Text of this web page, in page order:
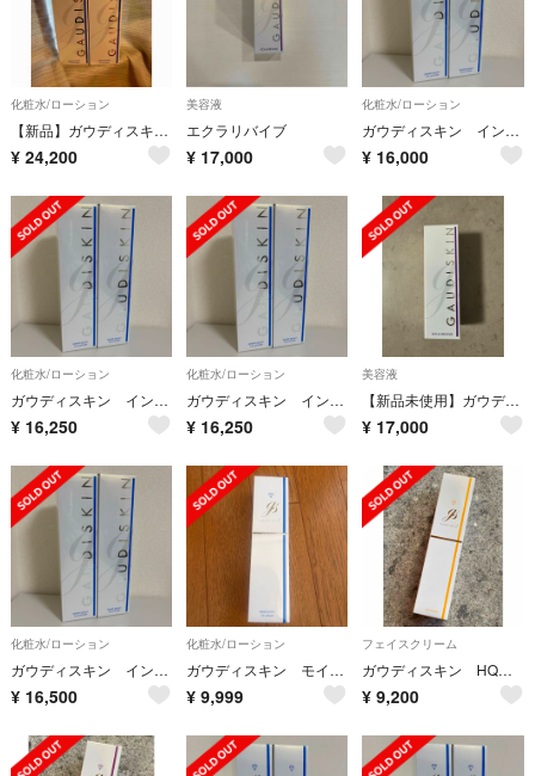
化粧水/ローション
【新品】ガウディスキン TAローションポンプ
¥ 24,200
美容液
エクラリバイブ
¥ 17,000
化粧水/ローション
ガウディスキン インナーモイストTAローション ２本セット
¥ 16,000
化粧水/ローション
ガウディスキン インナーモイストTAローション ２本セット
¥ 16,250
化粧水/ローション
ガウディスキン インナーモイストTAローション ２本セット
¥ 16,250
美容液
【新品未使用】ガウディスキン エクラリバイブ30g
¥ 17,000
化粧水/ローション
ガウディスキン インナーモイストTAローション ２本セット
¥ 16,500
化粧水/ローション
ガウディスキン モイストローション
¥ 9,999
フェイスクリーム
ガウディスキン HQクリア（未開封）
¥ 9,200